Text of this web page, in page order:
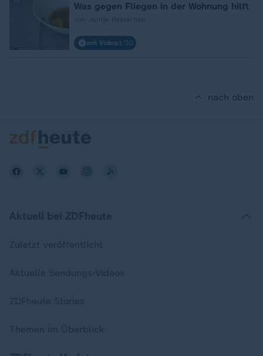
Was gegen Fliegen in der Wohnung hilft
mit Video 1:20
nach oben